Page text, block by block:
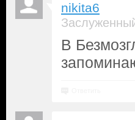
nikita6
В